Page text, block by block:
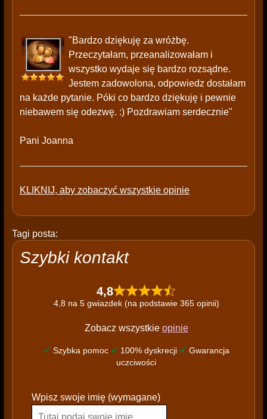
"Bardzo dziękuję za wróżbę.
Przeczytałam, przeanalizowałam i
wszystko wydaje się bardzo rozsądne.
Jestem zadowolona, odpowiedz dostałam
na każde pytanie. Póki co bardzo dziękuję i pewnie
niebawem się odezwę. :) Pozdrawiam serdecznie"
Pani Joanna
KLIKNIJ, aby zobaczyć wszystkie opinie
Tagi posta:
Szybki kontakt
4,8
4,8 na 5 gwiazdek (na podstawie 365 opinii)
Zobacz wszystkie opinie
✔ Szybka pomoc ✔ 100% dyskrecji ✔ Gwarancja
uczciwości
l
Wpisz swoje imię (wymagane)